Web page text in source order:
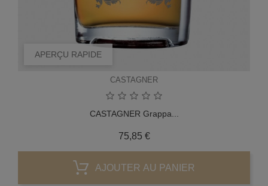
APERÇU RAPIDE
CASTAGNER
CASTAGNER Grappa...
75,85 €Prix
AJOUTER AU PANIER